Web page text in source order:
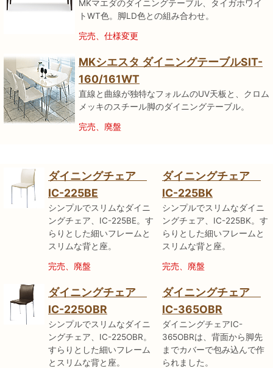
MKマエダのダイニングテーブル、タイガホワイ
トWT色。脚LD色との組み合わせ。
完売、仕様変更
MKシエスタ ダイニングテーブルSIT-
160/161WT
直線と曲線が独特なフォルムのUV天板と、クロム
メッキのスチール脚のダイニングテーブル。
完売、廃盤
ダイニングチェア
IC-225BE
シンプルでスリムなダイニ
ングチェア、IC-225BE。す
らりとした細いフレームと
スリムな背と座。
完売、廃盤
ダイニングチェア
IC-225BK
シンプルでスリムなダイニ
ングチェア、IC-225BK。す
らりとした細いフレームと
スリムな背と座。
完売、廃盤
ダイニングチェア
IC-225OBR
シンプルでスリムなダイニ
ングチェア、IC-225OBR。
すらりとした細いフレーム
とスリムな背と座。
ダイニングチェア
IC-365OBR
ダイニングチェアIC-
365OBRは、背面から脚先
までカバーで包み込んで作
られました。